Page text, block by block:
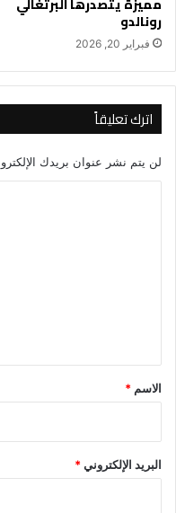
مميزة يتصدرها البرتغالي
رونالدو
فبراير 20, 2026
اترك تعليقاً
لن يتم نشر عنوان بريدك
*
الاسم *
البريد الإلكتروني*